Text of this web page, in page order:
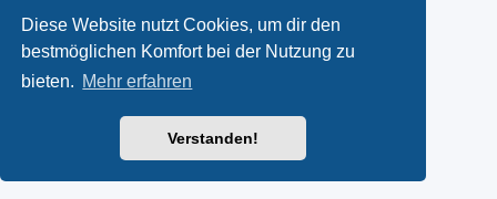
Diese Website nutzt Cookies, um dir den
bestmöglichen Komfort bei der Nutzung zu
bieten. Mehr erfahren
Verstanden!